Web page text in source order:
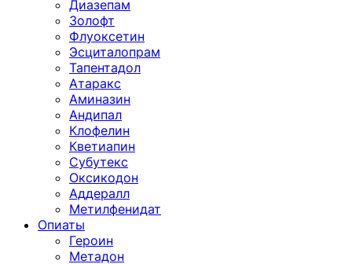
Диазепам
Золофт
Флуоксетин
Эсциталопрам
Тапентадол
Атаракс
Аминазин
Андипал
Клофелин
Кветиапин
Субутекс
Оксикодон
Аддералл
Метилфенидат
Опиаты
Героин
Метадон